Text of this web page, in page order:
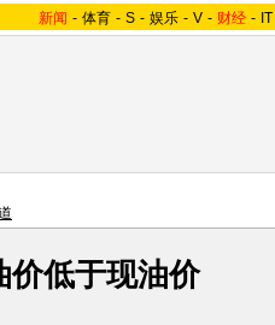
新闻 - 体育 - S - 娱乐 - V - 财经 - IT
价低于现油价